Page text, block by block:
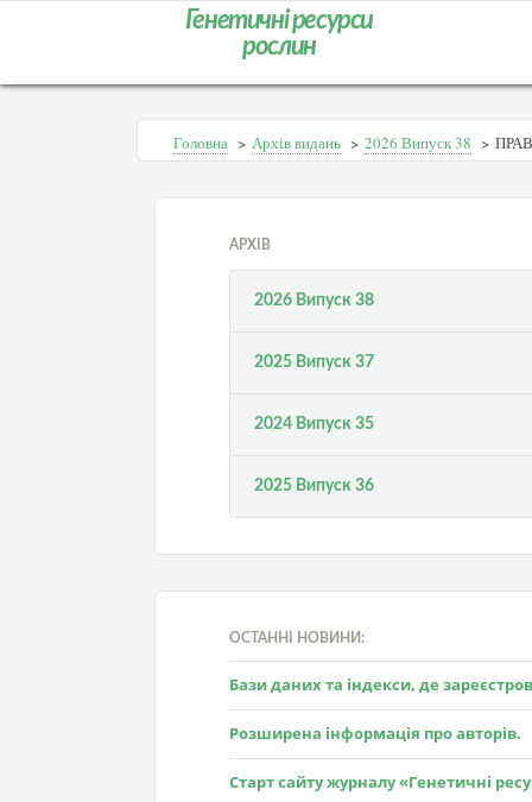
Генетичні ресурси
рослин
Головна > Архів видань > 2026 Випуск 38 >
АРХІВ
2026 Випуск 38
2025 Випуск 37
2024 Випуск 35
2025 Випуск 36
ОСТАННІ НОВИНИ:
Бази даних та індекси, де
Розширена інформація про авторів.
Старт сайту журналу «Генетичні